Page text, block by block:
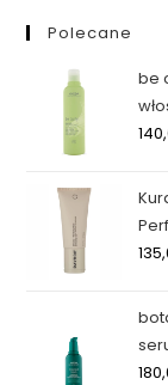
Polecane
be